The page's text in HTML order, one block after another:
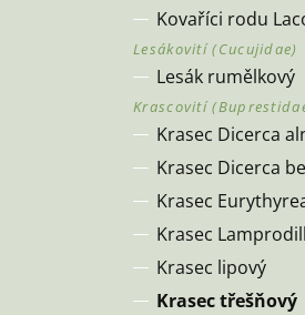
Kovaříci rodu
Lesák rumělkový
Krasec Dicerca
Krasec Dicerca
Krasec
Krasec
Krasec lipový
Krasec třešňový